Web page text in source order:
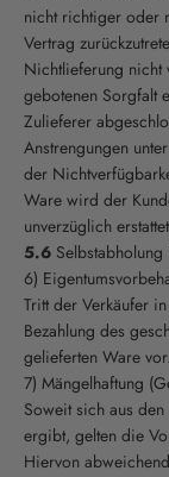
nicht richtiger oder
Vertrag
Nichtlieferung nicht
gebotenen Sorgfalt
Zulieferer
Anstrengungen
der
Ware wird der
unverzüglich
5.6
6)
Tritt der Verkäufer
Bezahlung des
gelieferten Ware vor.
7) Mängelhaftung
Soweit sich aus
ergibt, gelten die
Hiervon